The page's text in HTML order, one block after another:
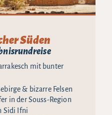
Süden
mit bunter
& bizarre Felsen
in der Souss-Region
Sidi Ifni